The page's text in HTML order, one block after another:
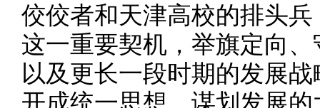
佼佼者和天津高校的排头
这一重要契机，举旗定向
以及更长一段时期的发展
开成统一思想、谋划发展